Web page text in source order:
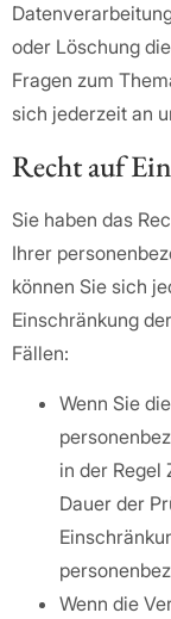
oder Löschung
Fragen zum
sich jederzeit an
Recht auf
Sie haben das
Ihrer
können Sie sich
Einschränkung
Fällen:
Wenn Sie
in der Regel
Dauer der
Wenn die